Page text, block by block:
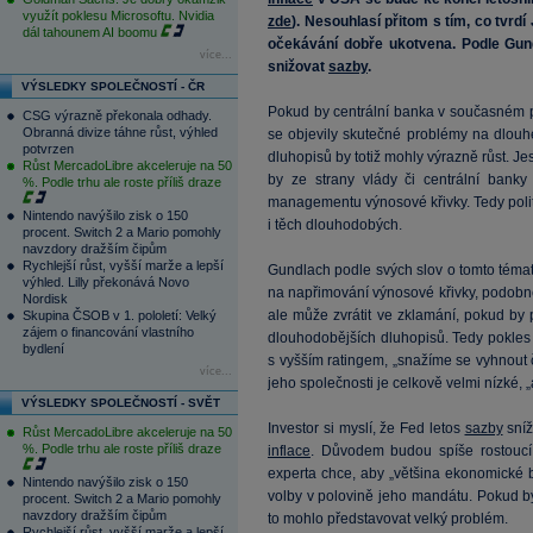
využít poklesu Microsoftu. Nvidia
dál tahounem AI boomu
více...
VÝSLEDKY SPOLEČNOSTÍ - ČR
CSG výrazně překonala odhady.
Obranná divize táhne růst, výhled
potvrzen
Růst MercadoLibre akceleruje na 50
%. Podle trhu ale roste příliš draze
Nintendo navýšilo zisk o 150
procent. Switch 2 a Mario pomohly
navzdory dražším čipům
Rychlejší růst, vyšší marže a lepší
výhled. Lilly překonává Novo
Nordisk
Skupina ČSOB v 1. pololetí: Velký
zájem o financování vlastního
bydlení
více...
VÝSLEDKY SPOLEČNOSTÍ - SVĚT
Růst MercadoLibre akceleruje na 50
%. Podle trhu ale roste příliš draze
Nintendo navýšilo zisk o 150
procent. Switch 2 a Mario pomohly
navzdory dražším čipům
zde). Nesouhlasí přitom s tím, co
očekávání dobře ukotvena. Podle
snižovat sazby.
Pokud by centrální banka v současném
se objevily skutečné problémy na
dluhopisů by totiž mohly výrazně růst.
by ze strany vlády či centrální
managementu výnosové křivky. Tedy
i těch dlouhodobých.
Gundlach podle svých slov o tomto
na napřimování výnosové křivky,
ale může zvrátit ve zklamání, pokud
dlouhodobějších dluhopisů. Tedy
s vyšším ratingem, „snažíme se
jeho společnosti je celkově velmi nízké,
Investor si myslí, že Fed letos sazby
inflace. Důvodem budou spíše
experta chce, aby „většina
volby v polovině jeho mandátu. Pokud
to mohlo představovat velký problém.